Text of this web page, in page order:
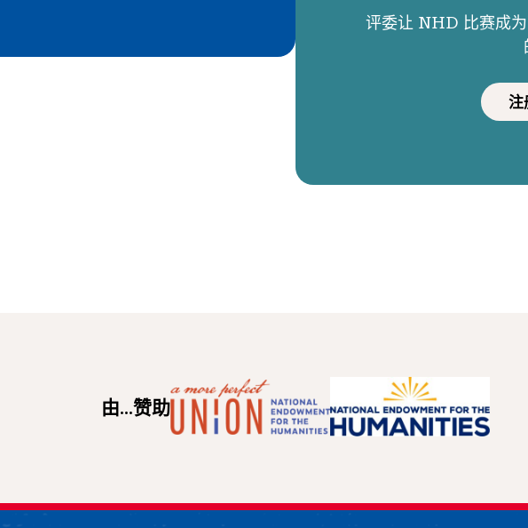
评委让 NHD 比赛成
注
由...赞助